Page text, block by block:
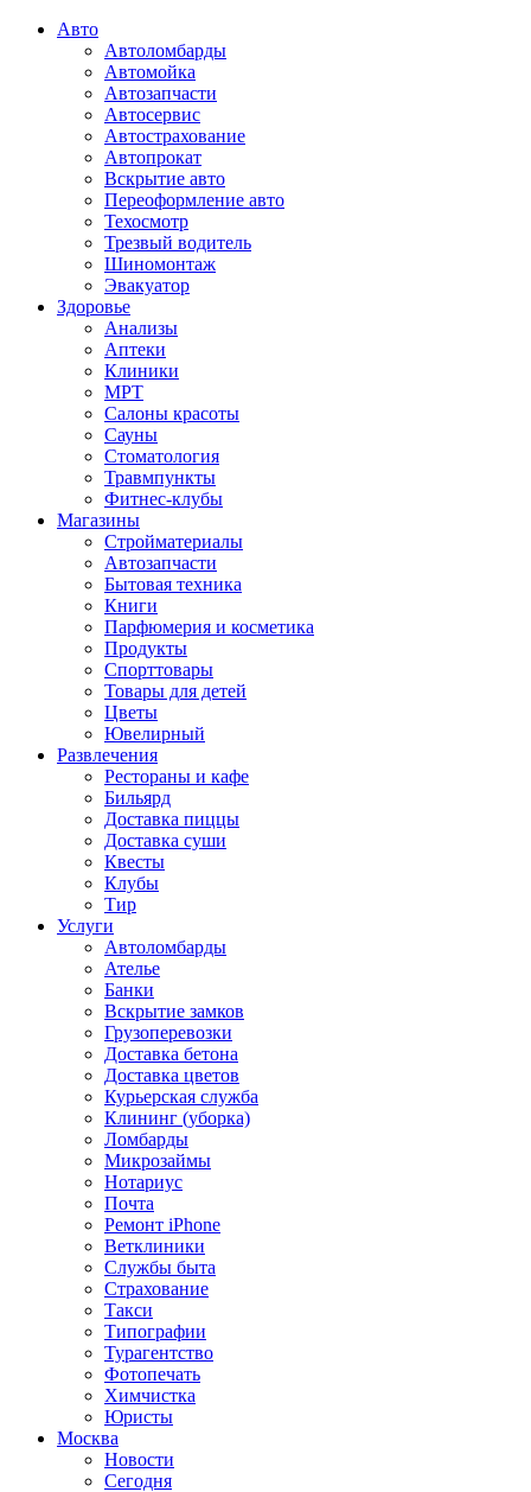
Авто
Автоломбарды
Автомойка
Автозапчасти
Автосервис
Автострахование
Автопрокат
Вскрытие авто
Переоформление авто
Техосмотр
Трезвый водитель
Шиномонтаж
Эвакуатор
Здоровье
Анализы
Аптеки
Клиники
МРТ
Салоны красоты
Сауны
Стоматология
Травмпункты
Фитнес-клубы
Магазины
Стройматериалы
Автозапчасти
Бытовая техника
Книги
Парфюмерия и косметика
Продукты
Спорттовары
Товары для детей
Цветы
Ювелирный
Развлечения
Рестораны и кафе
Бильярд
Доставка пиццы
Доставка суши
Квесты
Клубы
Тир
Услуги
Автоломбарды
Ателье
Банки
Вскрытие замков
Грузоперевозки
Доставка бетона
Доставка цветов
Курьерская служба
Клининг (уборка)
Ломбарды
Микрозаймы
Нотариус
Почта
Ремонт iPhone
Ветклиники
Службы быта
Страхование
Такси
Типографии
Турагентство
Фотопечать
Химчистка
Юристы
Москва
Новости
Сегодня